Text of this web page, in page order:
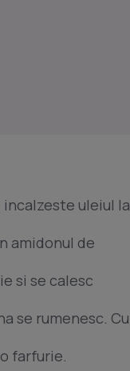
uleiul la
amidonul de
si se calesc
se rumenesc. Cu
farfurie.